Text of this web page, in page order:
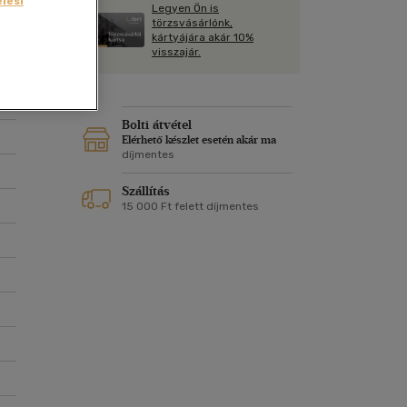
Kártya
Képeslap
Naptár
Legyen Ön is
törzsvásárlónk,
kártyájára akár 10%
visszajár.
Bolti átvétel
Elérhető készlet esetén akár ma
díjmentes
Szállítás
15 000 Ft felett díjmentes